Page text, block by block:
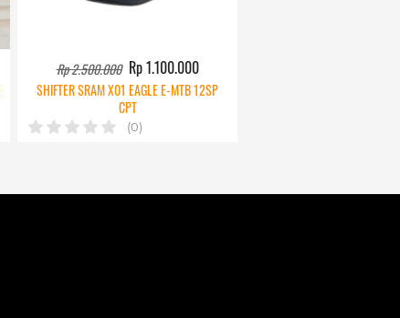
Rp 2.500.000 Rp 1.100.000
SHIFTER SRAM X01 EAGLE E-MTB 12SP
CPT
(0)